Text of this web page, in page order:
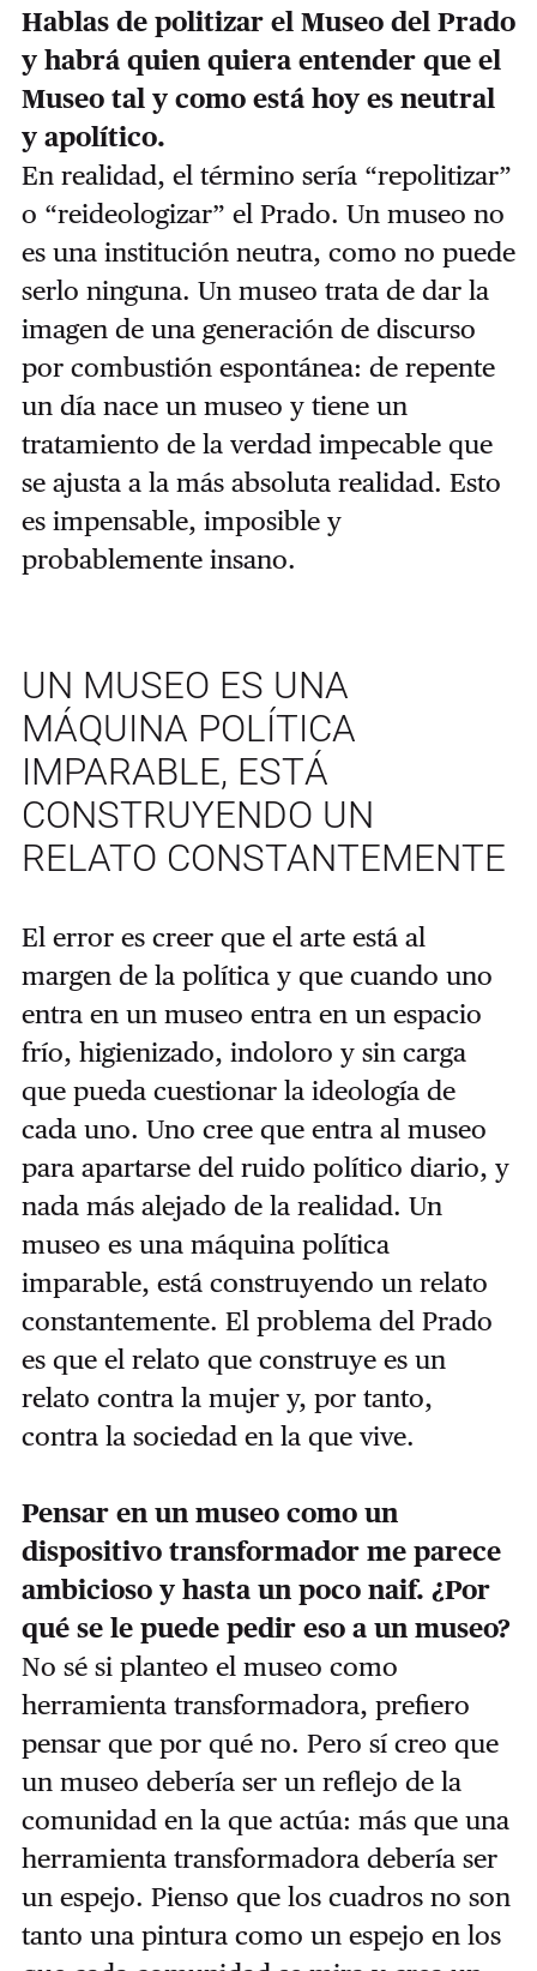
Hablas de politizar el Museo del Prado
y habrá quien quiera entender que el
Museo tal y como está hoy es neutral
y apolítico.
En realidad, el término sería “repolitizar”
o “reideologizar” el Prado. Un museo no
es una institución neutra, como no puede
serlo ninguna. Un museo trata de dar la
imagen de una generación de discurso
por combustión espontánea: de repente
un día nace un museo y tiene un
tratamiento de la verdad impecable que
se ajusta a la más absoluta realidad. Esto
es impensable, imposible y
probablemente insano.
UN MUSEO ES UNA
MÁQUINA POLÍTICA
IMPARABLE, ESTÁ
CONSTRUYENDO UN
RELATO CONSTANTEMENTE
El error es creer que el arte está al
margen de la política y que cuando uno
entra en un museo entra en un espacio
frío, higienizado, indoloro y sin carga
que pueda cuestionar la ideología de
cada uno. Uno cree que entra al museo
para apartarse del ruido político diario, y
nada más alejado de la realidad. Un
museo es una máquina política
imparable, está construyendo un relato
constantemente. El problema del Prado
es que el relato que construye es un
relato contra la mujer y, por tanto,
contra la sociedad en la que vive.
Pensar en un museo como un
dispositivo transformador me parece
ambicioso y hasta un poco naif. ¿Por
qué se le puede pedir eso a un museo?
No sé si planteo el museo como
herramienta transformadora, prefiero
pensar que por qué no. Pero sí creo que
un museo debería ser un reflejo de la
comunidad en la que actúa: más que una
herramienta transformadora debería ser
un espejo. Pienso que los cuadros no son
tanto una pintura como un espejo en los